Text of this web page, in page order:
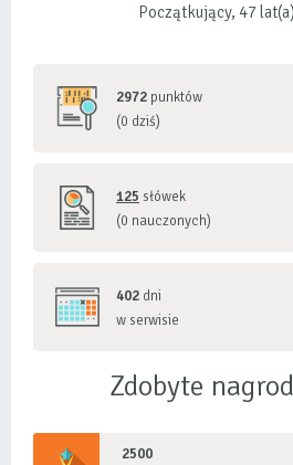
Początkujący, 47
2972 punktów
(0 dziś)
125 słówek
(0 nauczonych)
402 dni
w serwisie
Zdobyte
2500